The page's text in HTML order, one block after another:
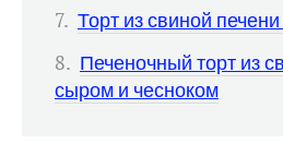
Торт из свиной
Печеночный торт из
сыром и чесноком